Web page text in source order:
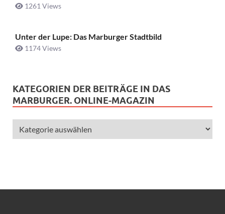
1261 Views
Unter der Lupe: Das Marburger Stadtbild
1174 Views
KATEGORIEN DER BEITRÄGE IN DAS
MARBURGER. ONLINE-MAGAZIN